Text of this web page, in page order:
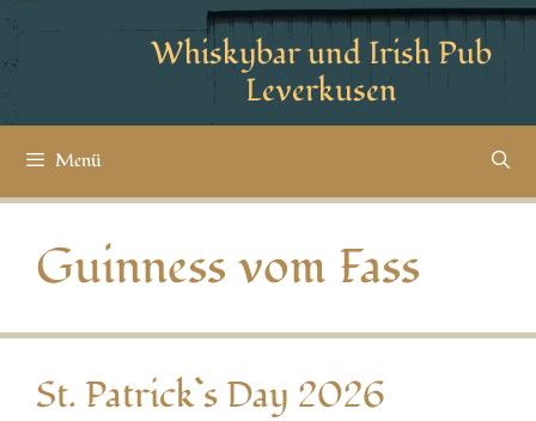
Whiskybar und Irish Pub
Leverkusen
Menü
Guinness vom Fass
St. Patrick`s Day 2026